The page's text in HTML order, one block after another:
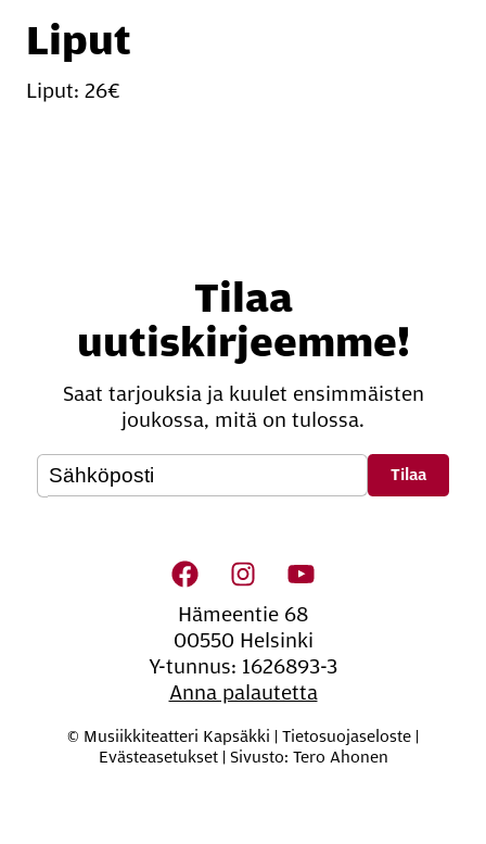
Liput
Liput: 26€
Tilaa
uutiskirjeemme!
Saat tarjouksia ja kuulet ensimmäisten
joukossa, mitä on tulossa.
Oheis­si­säl­lön na­vi­goin­ti
Hämeentie 68
00550 Helsinki
Y-tunnus: 1626893-3
Anna palautetta
© Musiikkiteatteri Kapsäkki | Tietosuojaseloste
Evästeasetukset| Sivusto: Tero Ahonen